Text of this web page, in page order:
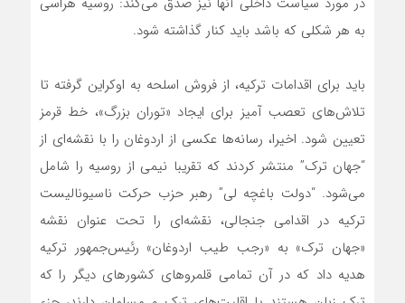
به هر شکلی که باشد باید کنار گذاشته شود.
باید برای اقدامات ترکیه، از فروش اسلحه به اوکراین گرفته تا
تلاش‌های تعصب آمیز برای ایجاد «توران بزرگ»، خط قرمز
تعیین شود. اخیرا، رسانه‌ها عکسی از اردوغان را با نقشه‌ای از
“جهان ترک” منتشر کردند که تقریبا نیمی از روسیه را شامل
می‌شود. “دولت باغچه لی” رهبر حزب حرکت ناسیونالیست
ترکیه در اقدامی جنجالی، نقشه‌ای را تحت عنوان نقشه
«جهان ترک» به «رجب طیب اردوغان» رئیس‌جمهور ترکیه
هدیه داد که در آن تمامی قلمروهای کشورهای دیگر را که